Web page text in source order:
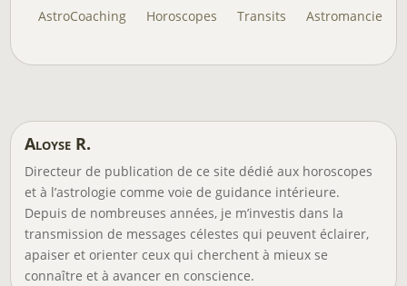
AstroCoaching Horoscopes Transits Astromancie
Aloyse R.
Directeur de publication de ce site dédié aux horoscopes
et à l’astrologie comme voie de guidance intérieure.
Depuis de nombreuses années, je m’investis dans la
transmission de messages célestes qui peuvent éclairer,
apaiser et orienter ceux qui cherchent à mieux se
connaître et à avancer en conscience.